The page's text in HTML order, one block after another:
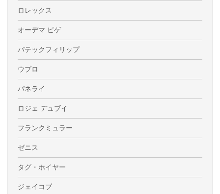
ロレックス
オーデマ ピゲ
パテックフィリップ
ウブロ
パネライ
ロジェ デュブイ
フランクミュラー
ゼニス
タグ・ホイヤー
ジェイコブ